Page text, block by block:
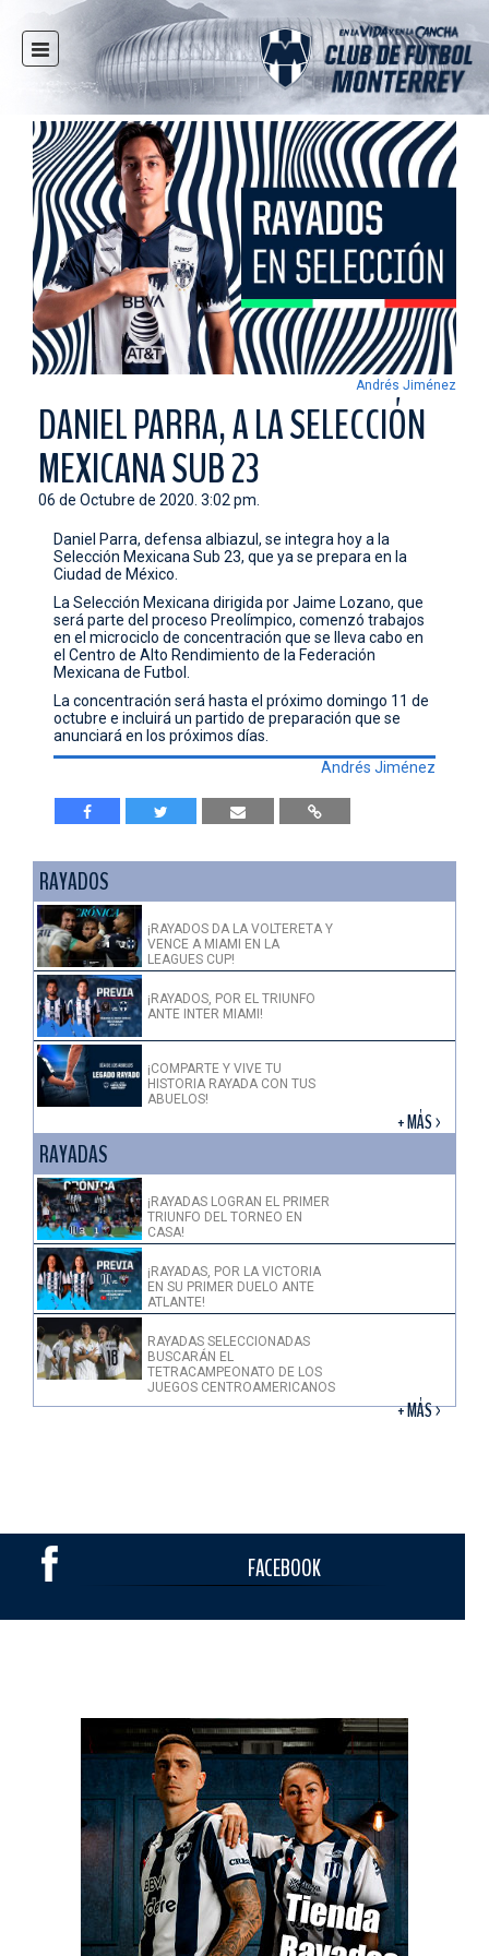
INICIO
NOTICIAS
CLUB
MULTIMEDIA
RAYADOS
RAYADAS
FUERZAS BÁSICAS
RESPONSABILIDAD SOCIAL
TAQUILLA
TIENDA
ESTADIO
PRENSA
Andrés Jiménez
DANIEL PARRA, A LA SELECCIÓN
MEXICANA SUB 23
06 de Octubre de 2020. 3:02 pm.
Daniel Parra, defensa albiazul, se integra hoy a la
Selección Mexicana Sub 23, que ya se prepara en la
Ciudad de México.
La Selección Mexicana dirigida por Jaime Lozano, que
será parte del proceso Preolímpico, comenzó trabajos
en el microciclo de concentración que se lleva cabo en
el Centro de Alto Rendimiento de la Federación
Mexicana de Futbol.
La concentración será hasta el próximo domingo 11 de
octubre e incluirá un partido de preparación que se
anunciará en los próximos días.
Andrés Jiménez
RAYADOS
¡RAYADOS DA LA VOLTERETA Y
VENCE A MIAMI EN LA
LEAGUES CUP!
¡RAYADOS, POR EL TRIUNFO
ANTE INTER MIAMI!
¡COMPARTE Y VIVE TU
HISTORIA RAYADA CON TUS
ABUELOS!
+ MÁS >
RAYADAS
¡RAYADAS LOGRAN EL PRIMER
TRIUNFO DEL TORNEO EN
CASA!
¡RAYADAS, POR LA VICTORIA
EN SU PRIMER DUELO ANTE
ATLANTE!
RAYADAS SELECCIONADAS
BUSCARÁN EL
TETRACAMPEONATO DE LOS
JUEGOS CENTROAMERICANOS
+ MÁS >
FACEBOOK